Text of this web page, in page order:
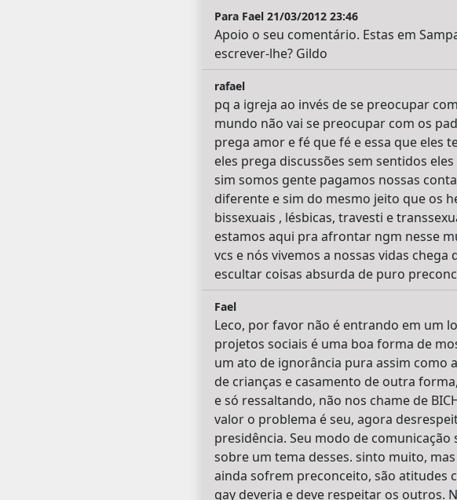
Para Fael 21/03/2012 23:46
Apoio o seu comentário. Estas em
escrever-lhe? Gildo
rafael
pq a igreja ao invés de se preocupar
mundo não vai se preocupar com os
prega amor e fé que fé e essa que eles
eles prega discussões sem sentidos
sim somos gente pagamos nossas
diferente e sim do mesmo jeito que os
bissexuais , lésbicas, travesti e
estamos aqui pra afrontar ngm nesse
vcs e nós vivemos a nossas vidas
escultar coisas absurda de puro
Fael
Leco, por favor não é entrando em um
projetos sociais é uma boa forma de
um ato de ignorância pura assim como
de crianças e casamento de outra
e só ressaltando, não nos chame de
valor o problema é seu, agora
presidência. Seu modo de
sobre um tema desses. sinto muito,
ainda sofrem preconceito, são atitudes
gay deveria e deve respeitar os outros.